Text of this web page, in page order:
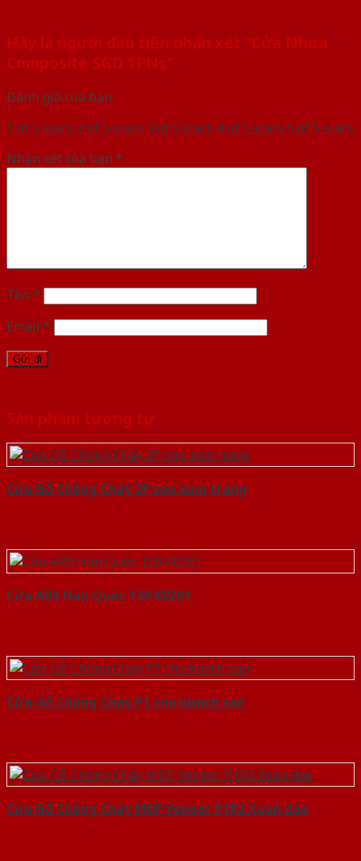
Hãy là người đầu tiên nhận xét “Cửa Nhựa
Composite SGD 1PNs”
Đánh giá của bạn
1 of 5 stars 2 of 5 stars 3 of 5 stars 4 of 5 stars 5 of 5 stars
Nhận xét của bạn *
Tên *
Email *
Sản phẩm tương tự
Cửa Gỗ Chống Cháy 2P son xam trang
Cửa ABS Hàn Quốc 120 K0201
Cửa Gỗ Chống Cháy P1 cho khach san
Cửa Gỗ Chống Cháy MDF Veneer P1R2 Xoan dao